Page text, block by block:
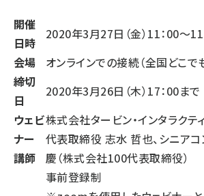
開催
日時
2020年3月27日（金）11：00〜11
会場
オンラインでの接続（全国どこで
締切
日
2020年3月26日（木）17：00まで
ウェビ
ナー
講師
株式会社タービン・インタラクテ
代表取締役 志水 哲也、シニアコ
慶（株式会社100代表取締役）
事前登録制